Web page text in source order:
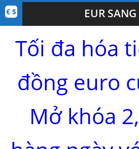
EUR
Tối đa hóa
đồng euro
Mở khóa